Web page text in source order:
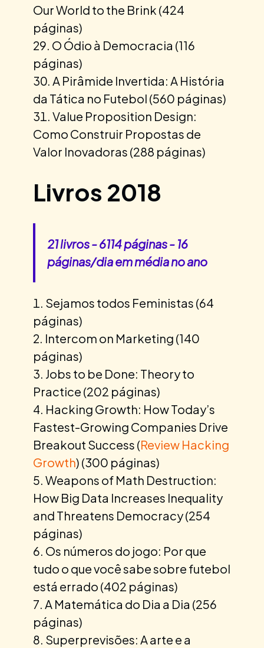
Our World to the Brink (424
páginas)
O Ódio à Democracia (116
páginas)
A Pirâmide Invertida: A História
da Tática no Futebol (560 páginas)
Value Proposition Design:
Como Construir Propostas de
Valor Inovadoras (288 páginas)
Livros 2018
21 livros - 6114 páginas - 16
páginas/dia em média no ano
Sejamos todos Feministas (64
páginas)
Intercom on Marketing (140
páginas)
Jobs to be Done: Theory to
Practice (202 páginas)
Hacking Growth: How Today’s
Fastest-Growing Companies Drive
Breakout Success (Review Hacking
Growth) (300 páginas)
Weapons of Math Destruction:
How Big Data Increases Inequality
and Threatens Democracy (254
páginas)
Os números do jogo: Por que
tudo o que você sabe sobre futebol
está errado (402 páginas)
A Matemática do Dia a Dia (256
páginas)
Superprevisões: A arte e a